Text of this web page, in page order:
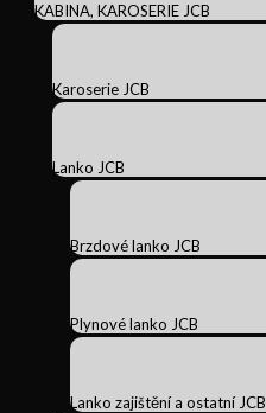
KABINA, KAROSERIE JCB
Karoserie JCB
Lanko JCB
Brzdové lanko JCB
Plynové lanko JCB
Lanko zajištění a ostatní JCB